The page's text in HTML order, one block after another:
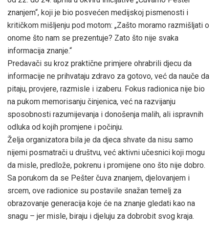
znanjem“, koji je bio posvećen medijskoj pismenosti i
kritičkom mišljenju pod motom: „Zašto moramo razmišljati o
onome što nam se prezentuje? Zato što nije svaka
informacija znanje.“
​Predavači su kroz praktične primjere ohrabrili djecu da
informacije ne prihvataju zdravo za gotovo, već da nauče da
pitaju, provjere, razmisle i izaberu. Fokus radionica nije bio
na pukom memorisanju činjenica, već na razvijanju
sposobnosti razumijevanja i donošenja malih, ali ispravnih
odluka od kojih promjene i počinju.
​Želja organizatora bila je da djeca shvate da nisu samo
nijemi posmatrači u društvu, već aktivni učesnici koji mogu
da misle, predlože, pokrenu i promijene ono što nije dobro.
Sa porukom da se Pešter čuva znanjem, djelovanjem i
srcem, ove radionice su postavile snažan temelj za
obrazovanje generacija koje će na znanje gledati kao na
snagu – jer misle, biraju i djeluju za dobrobit svog kraja.